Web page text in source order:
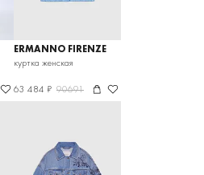
ERMANNO FIRENZE
куртка женская
63 484 ₽ 90691